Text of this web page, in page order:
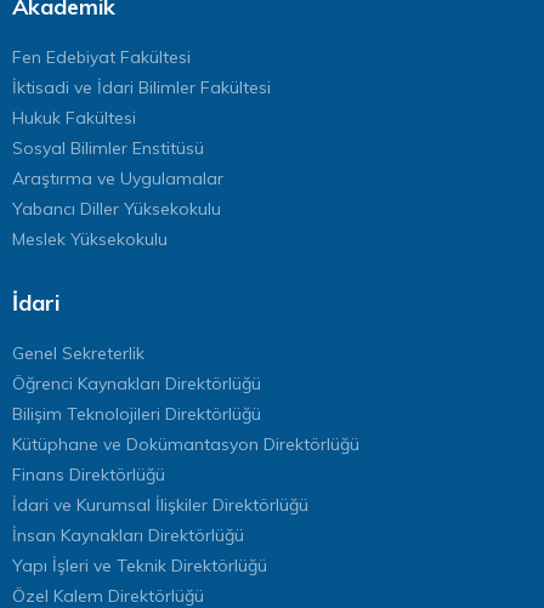
Akademik
Fen Edebiyat Fakültesi
İktisadi ve İdari Bilimler Fakültesi
Hukuk Fakültesi
Sosyal Bilimler Enstitüsü
Araştırma ve Uygulamalar
Yabancı Diller Yüksekokulu
Meslek Yüksekokulu
İdari
Genel Sekreterlik
Öğrenci Kaynakları Direktörlüğü
Bilişim Teknolojileri Direktörlüğü
Kütüphane ve Dokümantasyon Direktörlüğü
Finans Direktörlüğü
İdari ve Kurumsal İlişkiler Direktörlüğü
İnsan Kaynakları Direktörlüğü
Yapı İşleri ve Teknik Direktörlüğü
Özel Kalem Direktörlüğü